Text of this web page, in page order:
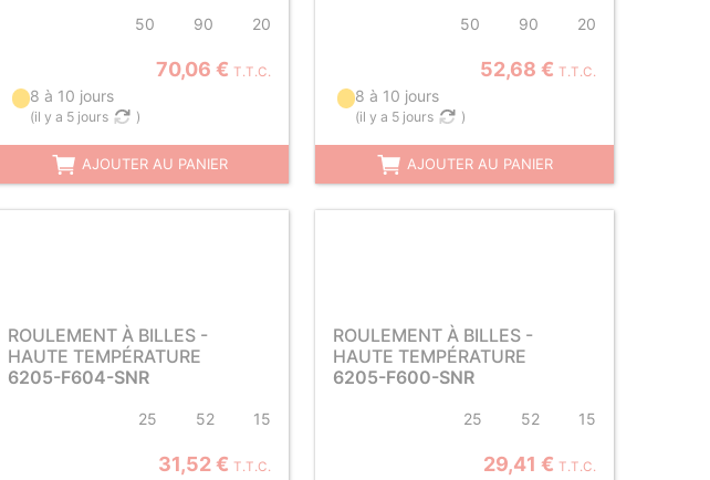
50 90 20
70,06 € T.T.C.
8 à 10 jours
(il y a 5 jours )
AJOUTER AU PANIER
50 90 20
52,68 € T.T.C.
8 à 10 jours
(il y a 5 jours )
AJOUTER AU PANIER
ROULEMENT À BILLES -
HAUTE TEMPÉRATURE
6205-F604-SNR
25 52 15
31,52 € T.T.C.
ROULEMENT À BILLES -
HAUTE TEMPÉRATURE
6205-F600-SNR
25 52 15
29,41 € T.T.C.